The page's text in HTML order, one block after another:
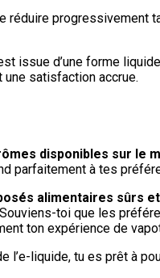
réduire progressivement
issue d’une forme
satisfaction accrue.
disponibles sur le
parfaitement à tes
alimentaires sûrs
toi que les
ton expérience de
l’e-liquide, tu es prêt à